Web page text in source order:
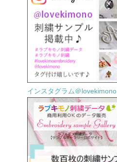
インスタグラム＠lovekimono